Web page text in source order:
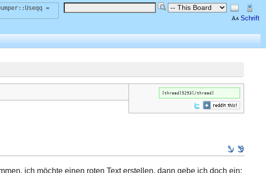
Schrift
=
[thread]5293[/thread]
ich möchte einen roten Text erstellen, dann gebe ich doch ein: